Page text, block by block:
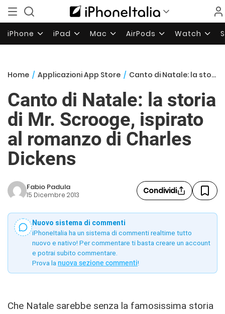
iPhone iPad Mac AirPods Watch
Home / Applicazioni App Store / Canto di Natale: la storia di Mr. Scrooge, ispirato al romanzo di Charles Dickens
Canto di Natale: la storia
di Mr. Scrooge, ispirato
al romanzo di Charles
Dickens
Fabio Padula
15 Dicembre 2013 Condividi
Nuovo sistema di commenti
iPhoneItalia ha un sistema di commenti realtime tutto
nuovo e nativo! Per commentare ti basta creare un account
e potrai subito commentare.
Prova la nuova sezione commenti!
Che Natale sarebbe senza la famosissima storia